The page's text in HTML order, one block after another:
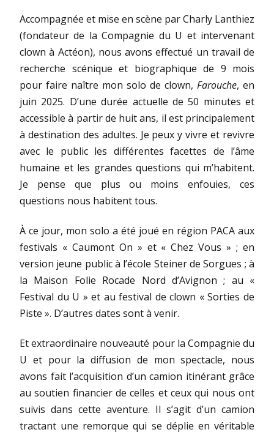
Accompagnée et mise en scène par Charly Lanthiez
(fondateur de la Compagnie du U et intervenant
clown à Actéon), nous avons effectué un travail de
recherche scénique et biographique de 9 mois
pour faire naître mon solo de clown, Farouche, en
juin 2025. D’une durée actuelle de 50 minutes et
accessible à partir de huit ans, il est principalement
à destination des adultes. Je peux y vivre et revivre
avec le public les différentes facettes de l’âme
humaine et les grandes questions qui m’habitent.
Je pense que plus ou moins enfouies, ces
questions nous habitent tous.
À ce jour, mon solo a été joué en région PACA aux
festivals « Caumont On » et « Chez Vous » ; en
version jeune public à l’école Steiner de Sorgues ; à
la Maison Folie Rocade Nord d’Avignon ; au «
Festival du U » et au festival de clown « Sorties de
Piste ». D’autres dates sont à venir.
Et extraordinaire nouveauté pour la Compagnie du
U et pour la diffusion de mon spectacle, nous
avons fait l’acquisition d’un camion itinérant grâce
au soutien financier de celles et ceux qui nous ont
suivis dans cette aventure. Il s’agit d’un camion
tractant une remorque qui se déplie en véritable